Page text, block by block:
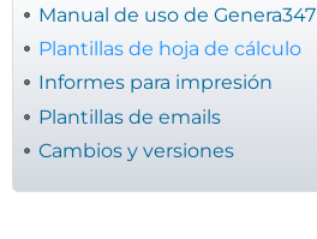
Manual de uso de Genera347
Plantillas de hoja de cálculo
Informes para impresión
Plantillas de emails
Cambios y versiones